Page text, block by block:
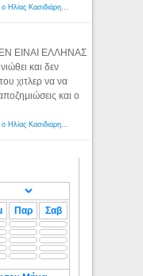
Αμερικανοί ρατσιστές αναρωτιούνται αν ο Ηλίας Κασιδιάρης ανήκει στη λευκή φυλή... - Λόγιος Ερμής
ΕΙΝΑΙ ΕΛΛΗΝΑΣ
και δεν
χιτλερ να να
και ο
Αμερικανοί ρατσιστές αναρωτιούνται αν ο Ηλίας Κασιδιάρης ανήκει στη λευκή φυλή... - Λόγιος Ερμής
Παρ Σαβ